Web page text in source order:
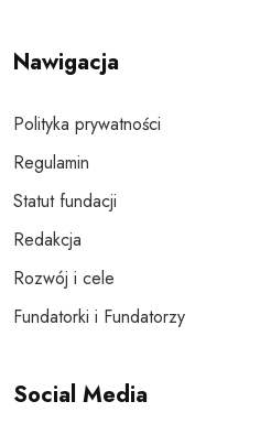
Nawigacja
Polityka prywatności
Regulamin
Statut fundacji
Redakcja
Rozwój i cele
Fundatorki i Fundatorzy
Social Media